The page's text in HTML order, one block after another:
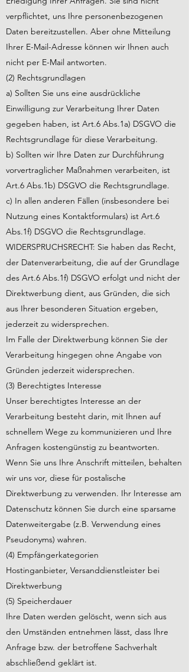
verpflichtet, uns Ihre personenbezogenen
Daten bereitzustellen. Aber ohne Mitteilung
Ihrer E-Mail-Adresse können wir Ihnen auch
nicht per E-Mail antworten.
(2) Rechtsgrundlagen
a) Sollten Sie uns eine ausdrückliche
Einwilligung zur Verarbeitung Ihrer Daten
gegeben haben, ist Art.6 Abs.1a) DSGVO die
Rechtsgrundlage für diese Verarbeitung.
b) Sollten wir Ihre Daten zur Durchführung
vorvertraglicher Maßnahmen verarbeiten, ist
Art.6 Abs.1b) DSGVO die Rechtsgrundlage.
c) In allen anderen Fällen (insbesondere bei
Nutzung eines Kontaktformulars) ist Art.6
Abs.1f) DSGVO die Rechtsgrundlage.
WIDERSPRUCHSRECHT: Sie haben das Recht,
der Datenverarbeitung, die auf der Grundlage
des Art.6 Abs.1f) DSGVO erfolgt und nicht der
Direktwerbung dient, aus Gründen, die sich
aus Ihrer besonderen Situation ergeben,
jederzeit zu widersprechen.
Im Falle der Direktwerbung können Sie der
Verarbeitung hingegen ohne Angabe von
Gründen jederzeit widersprechen.
(3) Berechtigtes Interesse
Unser berechtigtes Interesse an der
Verarbeitung besteht darin, mit Ihnen auf
schnellem Wege zu kommunizieren und Ihre
Anfragen kostengünstig zu beantworten.
Wenn Sie uns Ihre Anschrift mitteilen, behalten
wir uns vor, diese für postalische
Direktwerbung zu verwenden. Ihr Interesse am
Datenschutz können Sie durch eine sparsame
Datenweitergabe (z.B. Verwendung eines
Pseudonyms) wahren.
(4) Empfängerkategorien
Hostinganbieter, Versanddienstleister bei
Direktwerbung
(5) Speicherdauer
Ihre Daten werden gelöscht, wenn sich aus
den Umständen entnehmen lässt, dass Ihre
Anfrage bzw. der betroffene Sachverhalt
abschließend geklärt ist.